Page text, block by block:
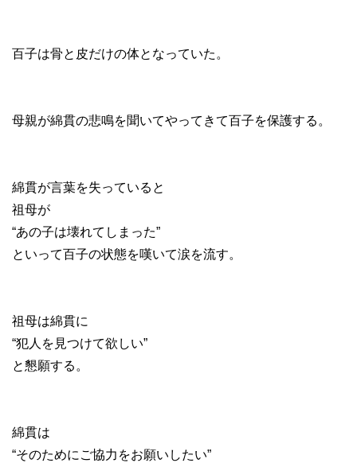
百子は骨と皮だけの体となっていた。
母親が綿貫の悲鳴を聞いてやってきて百子を保護する。
綿貫が言葉を失っていると
祖母が
“あの子は壊れてしまった”
といって百子の状態を嘆いて涙を流す。
祖母は綿貫に
“犯人を見つけて欲しい”
と懇願する。
綿貫は
“そのためにご協力をお願いしたい”